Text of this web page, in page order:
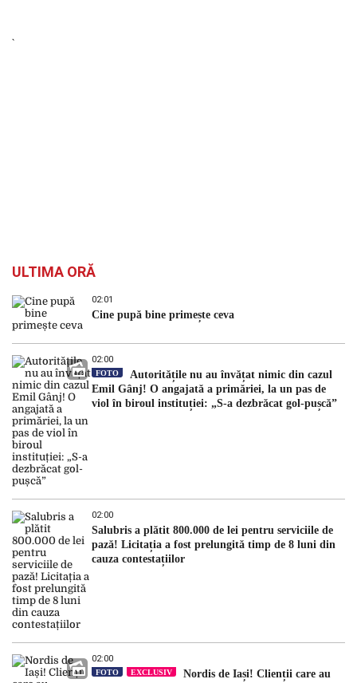
ULTIMA ORĂ
02:01
Cine pupă bine primește ceva
02:00
FOTO
Autoritățile nu au învățat nimic din cazul
Emil Gânj! O angajată a primăriei, la un pas de
viol în biroul instituției: „S-a dezbrăcat gol-pușcă”
02:00
Salubris a plătit 800.000 de lei pentru serviciile de
pază! Licitația a fost prelungită timp de 8 luni din
cauza contestațiilor
02:00
FOTO EXCLUSIV
Nordis de Iași! Clienții care au